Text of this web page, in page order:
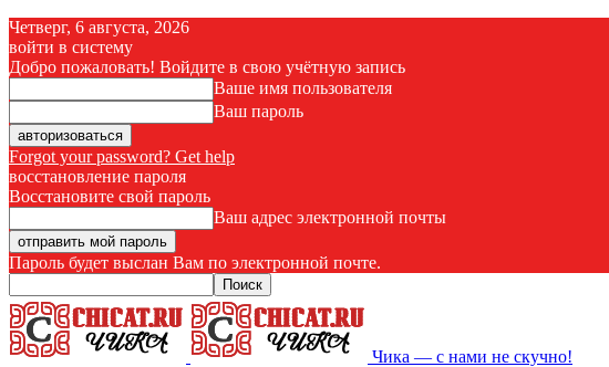
Четверг, 6 августа, 2026
войти в систему
Добро пожаловать! Войдите в свою учётную запись
Ваше имя пользователя
Ваш пароль
Forgot your password? Get help
восстановление пароля
Восстановите свой пароль
Ваш адрес электронной почты
Пароль будет выслан Вам по электронной почте.
Чика — с нами не скучно!